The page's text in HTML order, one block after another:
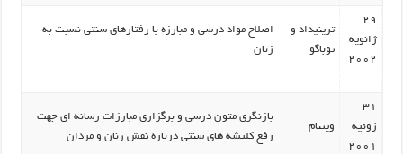
29
ژانویه
2002
ترینیداد و
توباگو
اصلاح مواد درسی و مبارزه با رفتارهای سنتی نسبت به
زنان
31
ژوئیه
2001
ویتنام
بازنگری متون درسی و برگزاری مبارزات رسانه ای جهت
رفع کلیشه های سنتی درباره نقش زنان و مردان